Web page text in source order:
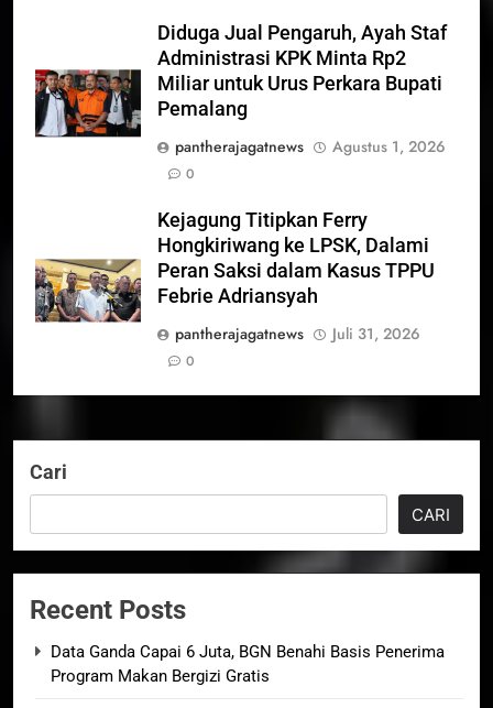
Diduga Jual Pengaruh, Ayah Staf
Administrasi KPK Minta Rp2
Miliar untuk Urus Perkara Bupati
Pemalang
pantherajagatnews
Agustus 1, 2026
0
Kejagung Titipkan Ferry
Hongkiriwang ke LPSK, Dalami
Peran Saksi dalam Kasus TPPU
Febrie Adriansyah
pantherajagatnews
Juli 31, 2026
0
Cari
CARI
Recent Posts
Data Ganda Capai 6 Juta, BGN Benahi Basis Penerima
Program Makan Bergizi Gratis